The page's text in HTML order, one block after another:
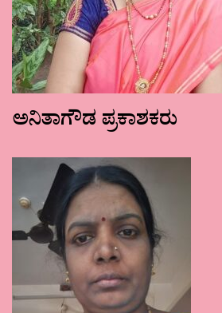
ಅನಿತಾಗೌಡ ಪ್ರಕಾಶಕರು